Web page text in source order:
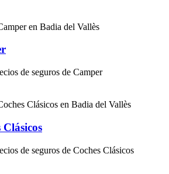
de seguros de Camper
Clásicos
de seguros de Coches Clásicos